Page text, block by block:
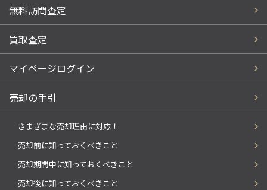
無料訪問査定
買取査定
マイページログイン
売却の手引
さまざまな売却理由に対応！
売却前に知っておくべきこと
売却期間中に知っておくべきこと
売却後に知っておくべきこと